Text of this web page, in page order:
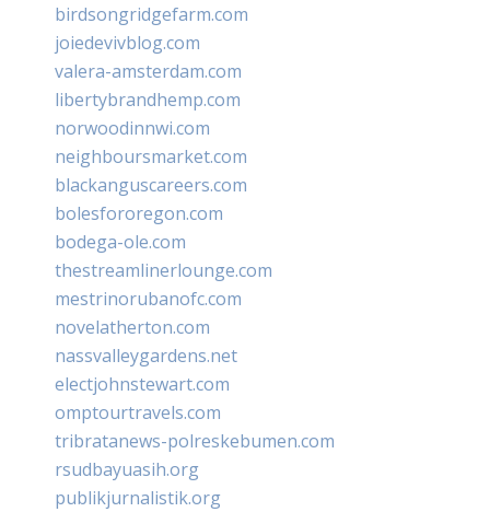
birdsongridgefarm.com
joiedevivblog.com
valera-amsterdam.com
libertybrandhemp.com
norwoodinnwi.com
neighboursmarket.com
blackanguscareers.com
bolesfororegon.com
bodega-ole.com
thestreamlinerlounge.com
mestrinorubanofc.com
novelatherton.com
nassvalleygardens.net
electjohnstewart.com
omptourtravels.com
tribratanews-polreskebumen.com
rsudbayuasih.org
publikjurnalistik.org